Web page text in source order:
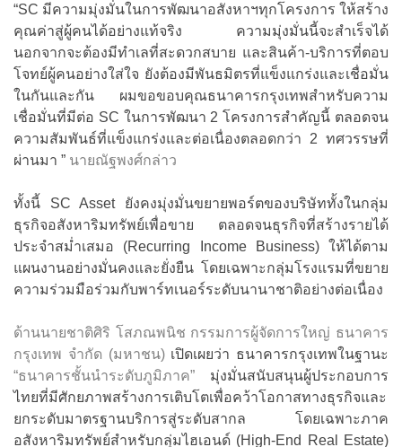
“SC มีความมุ่งมั่นในการพัฒนาอสังหาฯทุกโครงการ ให้สร้าง
คุณค่าสู่ผู้คนได้อย่างแท้จริง ความมุ่งมั่นนี้จะสำเร็จได้
นอกจากจะต้องมีทำเลที่สะดวกสบาย และสินค้า-บริการที่ตอบ
โจทย์ผู้คนอย่างใส่ใจ ยังต้องมีพันธมิตรที่แข็งแกร่งและเชื่อมั่น
ในกันและกัน ผมขอขอบคุณธนาคารกรุงเทพสำหรับความ
เชื่อมั่นที่มีต่อ SC ในการพัฒนา 2 โครงการสำคัญนี้ ตลอดจน
ความสัมพันธ์ที่แข็งแกร่งและต่อเนื่องตลอดกว่า 2 ทศวรรษที่
ผ่านมา ” นายณัฐพงศ์กล่าว
ทั้งนี้ SC Asset ยังคงมุ่งมั่นขยายพอร์ตของบริษัททั้งในกลุ่ม
ธุรกิจอสังหาริมทรัพย์เพื่อขาย ตลอดจนธุรกิจที่สร้างรายได้
ประจำสม่ำเสมอ (Recurring Income Business) ให้ได้ตาม
แผนงานอย่างมั่นคงและยั่งยืน โดยเฉพาะกลุ่มโรงแรมที่ขยาย
ความร่วมมือร่วมกับพาร์ทเนอร์ระดับนานาชาติอย่างต่อเนื่อง
ด้านนายชาติศิริ โสภณพนิช กรรมการผู้จัดการใหญ่ ธนาคาร
กรุงเทพ จำกัด (มหาชน)เปิดเผยว่า ธนาคารกรุงเทพในฐานะ
“ธนาคารชั้นนำระดับภูมิภาค” มุ่งมั่นสนับสนุนผู้ประกอบการ
ไทยที่มีศักยภาพสร้างการเติบโตเพื่อคว้าโอกาสทางธุรกิจและ
ยกระดับมาตรฐานบริการสู่ระดับสากล โดยเฉพาะภาค
อสังหาริมทรัพย์สำหรับกลุ่มไฮเอนด์ (High-End Real Estate)